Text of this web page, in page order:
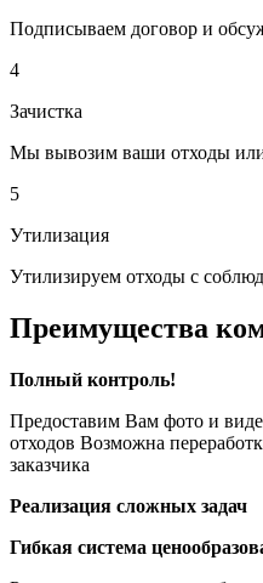
Подписываем договор и
4
Зачистка
Мы вывозим ваши отходы
5
Утилизация
Утилизируем отходы с
Преимущества
Полный контроль!
Предоставим Вам фото и
отходов Возможна
заказчика
Реализация сложных задач
Гибкая система